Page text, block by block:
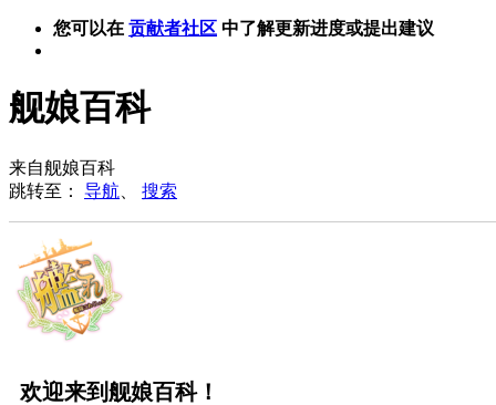
您可以在 贡献者社区 中了解更新进度或提出建议
舰娘百科
来自舰娘百科
跳转至： 导航 搜索
欢迎来到舰娘百科！